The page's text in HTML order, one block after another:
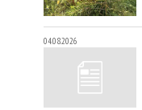
04.08.2026